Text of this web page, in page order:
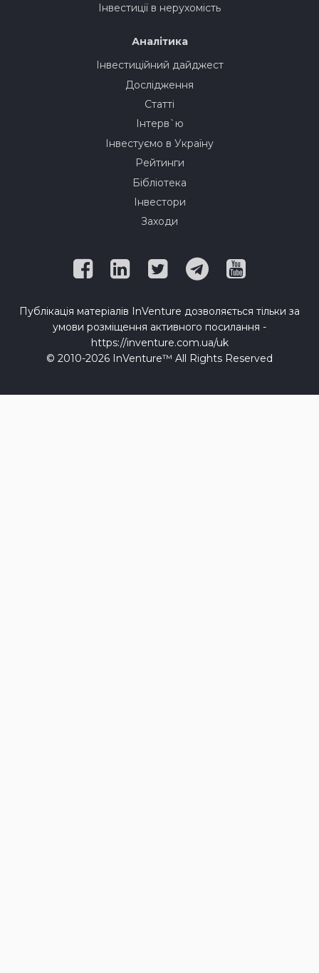
Інвестиції в нерухомість
Аналітика
Інвестиційний дайджест
Дослідження
Статті
Інтерв`ю
Інвестуємо в Україну
Рейтинги
Бібліотека
Інвестори
Заходи
Публікація матеріалів InVenture дозволяється тільки за
умови розміщення активного посилання -
https://inventure.com.ua/uk
© 2010-2026 InVenture™ All Rights Reserved